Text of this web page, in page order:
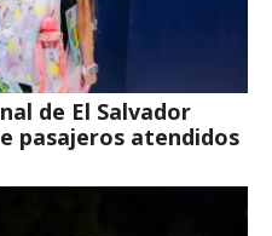
de El Salvador
pasajeros atendidos